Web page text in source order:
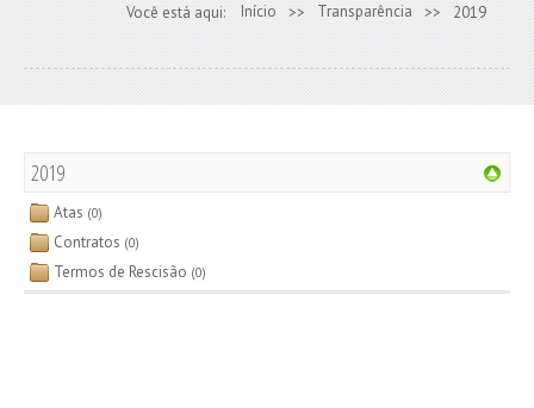
Você está aqui: Início >> Transparência >> 2019
2019
Atas (0)
Contratos (0)
Termos de Rescisão (0)